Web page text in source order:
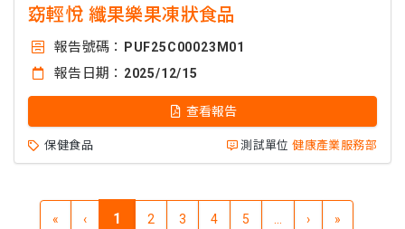
窈輕悅 纖果樂果凍狀食品
報告號碼： PUF25C00023M01
報告日期： 2025/12/15
查看報告
保健食品 測試單位 健康產業服務部
« ‹ 1 2 3 4 5 ... › »